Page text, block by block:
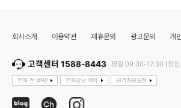
회사소개 이용약관 제휴문의 광고문의 개
고객센터 1588-8443 평일 09:30-17:30 (점
전화 전 클릭! 전화상담 예약 원격지원요청